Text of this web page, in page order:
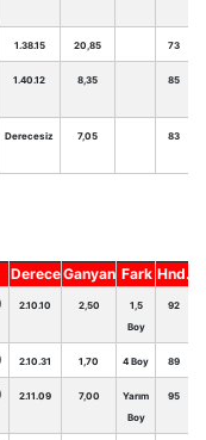
1.38.15 20,85 73
1.40.12 8,35 85
Derecesiz 7,05 83
DereceGanyan Fark Hnd.
2.10.10 2,50
1,5
Boy
92
2.10.31 1,70 4 Boy 89
2.11.09 7,00
Yarım
Boy
95